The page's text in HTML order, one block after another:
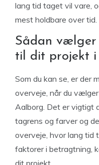
lang tid taget vil vare,
mest holdbare over tid.
Sådan
til dit projekt
Som du kan se, er der
overveje, når du
Aalborg. Det er vigtigt
tagrens og farver og
overveje, hvor lang tid
faktorer i betragtning,
dit projekt.